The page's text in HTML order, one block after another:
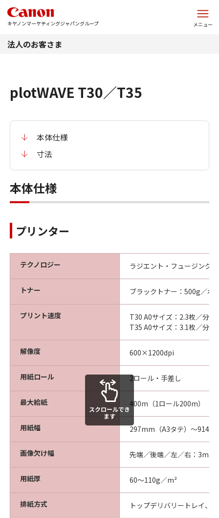
キヤノンマーケティングジャパングループ メニュー
法人のお客さま
plotWAVE T30／T35
本体仕様
寸法
本体仕様
プリンター
テクノロジー ラジエント・フュージング
トナー ブラックトナー：500g／ボ
プリント速度
T30 A0サイズ：2.3枚／分
T35 A0サイズ：3.1枚／分
解像度 600×1200dpi
用紙ロール 2ロール・手差し
最大給紙 400m（1ロール200m）
用紙幅 297mm（A3タテ）～
画像欠け幅 先端／後端／左／右：3mm
用紙厚 60～110g／m²
排紙方式 トップデリバリートレイ、
スクロールでき
ます